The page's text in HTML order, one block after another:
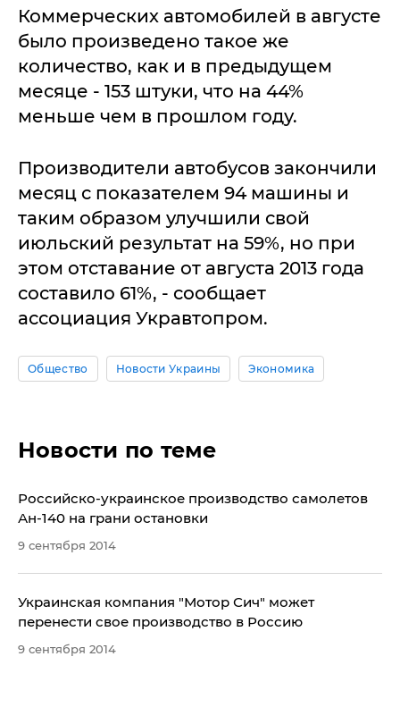
Коммерческих автомобилей в августе
было произведено такое же
количество, как и в предыдущем
месяце - 153 штуки, что на 44%
меньше чем в прошлом году.
Производители автобусов закончили
месяц с показателем 94 машины и
таким образом улучшили свой
июльский результат на 59%, но при
этом отставание от августа 2013 года
составило 61%, - сообщает
ассоциация Укравтопром.
Общество Новости Украины Экономика
Новости по теме
Российско-украинское производство самолетов
Ан-140 на грани остановки
9 сентября 2014
Украинская компания "Мотор Сич" может
перенести свое производство в Россию
9 сентября 2014